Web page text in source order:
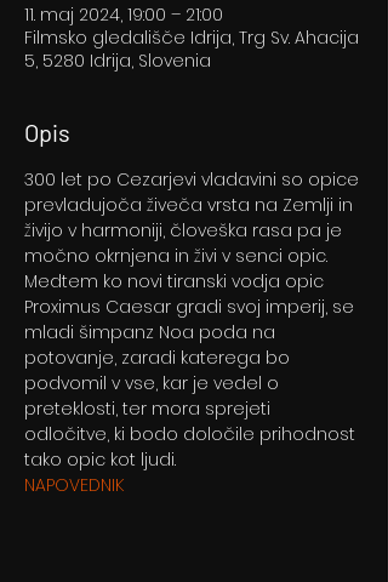
11. maj 2024, 19:00 – 21:00
Filmsko gledališče Idrija, Trg Sv. Ahacija
5, 5280 Idrija, Slovenia
Opis
300 let po Cezarjevi vladavini so opice
prevladujoča živeča vrsta na Zemlji in
živijo v harmoniji, človeška rasa pa je
močno okrnjena in živi v senci opic.
Medtem ko novi tiranski vodja opic
Proximus Caesar gradi svoj imperij, se
mladi šimpanz Noa poda na
potovanje, zaradi katerega bo
podvomil v vse, kar je vedel o
preteklosti, ter mora sprejeti
odločitve, ki bodo določile prihodnost
tako opic kot ljudi.
NAPOVEDNIK